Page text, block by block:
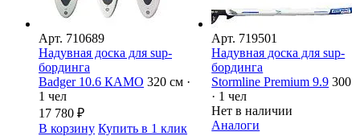
Арт. 710689
Надувная доска для sup-
бординга
Badger 10.6 КАМО 320 см ·
1 чел
17 780 ₽
В корзину Купить в 1 клик
Арт. 719501
Надувная доска для sup-
бординга
Stormline Premium 9.9 300
· 1 чел
Нет в наличии
Аналоги